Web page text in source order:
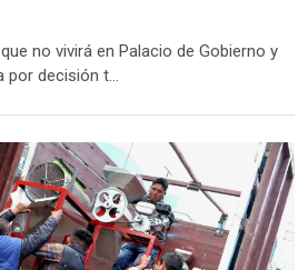
no vivirá en Palacio de Gobierno y
por decisión t...